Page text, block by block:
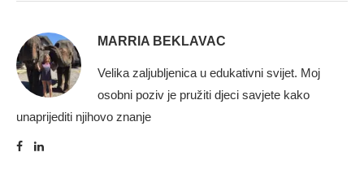
MARRIA BEKLAVAC
Velika zaljubljenica u edukativni svijet. Moj
osobni poziv je pružiti djeci savjete kako
unaprijediti njihovo znanje